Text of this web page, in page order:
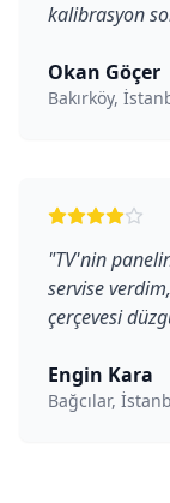
kalibrasyon
Okan Göçer
Bakırköy,
"TV'nin
servise
çerçevesi
Engin Kara
Bağcılar,